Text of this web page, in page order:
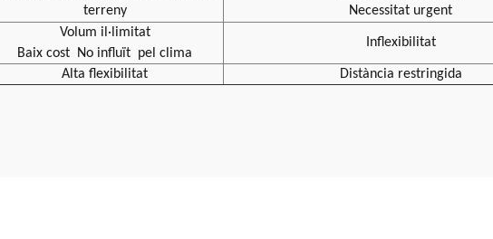
terreny
Necessitat urgent
Volum il·limitat
Baix cost
No influït pel clima
Inflexibilitat
Alta flexibilitat Distància restringida